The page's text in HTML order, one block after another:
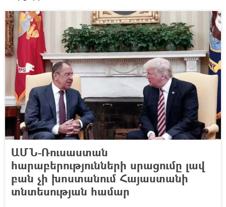
ԱՄՆ-Ռուսաստան
հարաբերությունների սրացումը լավ
բան չի խոստանում Հայաստանի
տնտեսության համար